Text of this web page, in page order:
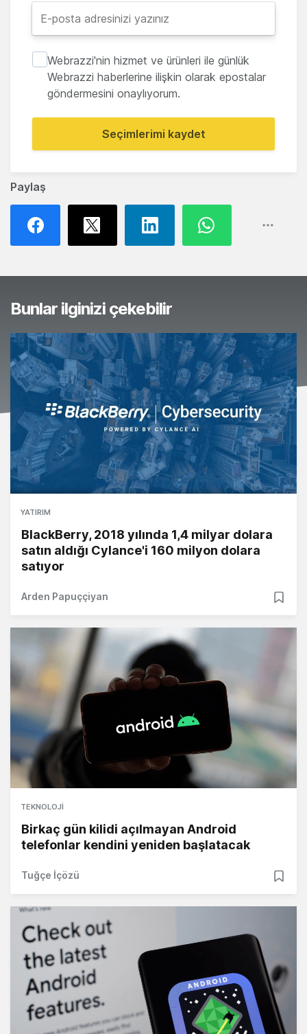
Paylaş
Webrazzi'nin hizmet ve ürünleri ile günlük
Webrazzi haberlerine ilişkin olarak epostalar
göndermesini onaylıyorum.
Seçimlerimi kaydet
Bunlar ilginizi çekebilir
YATIRIM
BlackBerry, 2018 yılında 1,4 milyar dolara
satın aldığı Cylance'i 160 milyon dolara
satıyor
Arden Papuççiyan
TEKNOLOJI
Birkaç gün kilidi açılmayan Android
telefonlar kendini yeniden başlatacak
Tuğçe İçözü